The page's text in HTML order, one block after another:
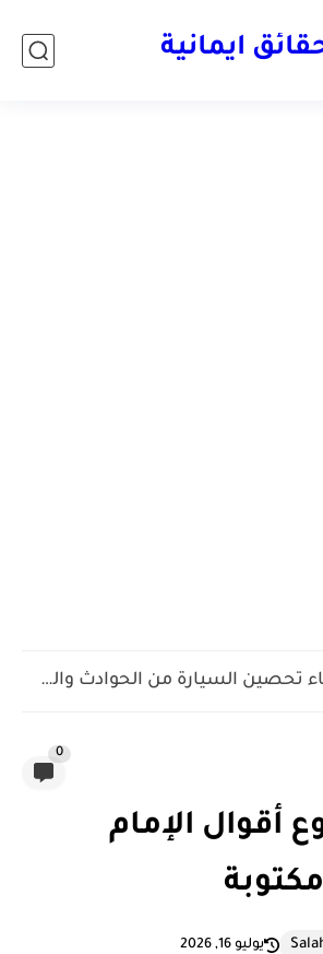
ايمانية
دعاء تحصين السيارة من الحوادث والعين والحسد مكتوب ومستجاب
0
أقوال الإمام
يوليو 16, 2026